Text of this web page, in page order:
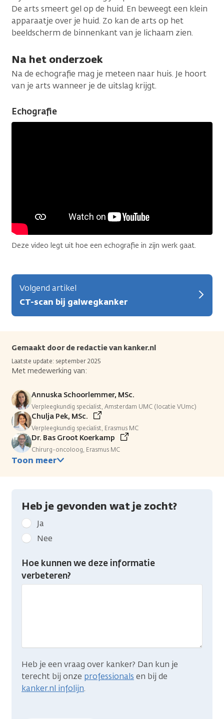
De arts smeert gel op de huid. En beweegt een klein
apparaatje over je huid. Zo kan de arts op het
beeldscherm de binnenkant van je lichaam zien.
Na het onderzoek
Na de echografie mag je meteen naar huis. Je hoort
van je arts wanneer je de uitslag krijgt.
Echografie
Deze video legt uit hoe een echografie in zijn werk gaat.
Volgend artikel
CT-scan bij galwegkanker
Gemaakt door de redactie van kanker.nl
Laatste update: september 2025
Met medewerking van:
Annuska Schoorlemmer, MSc.
Verpleegkundig specialist, Amsterdam UMC (locatie VUmc)
Chulja Pek, MSc.
Verpleegkundig specialist, Erasmus MC
Dr. Bas Groot Koerkamp
Chirurg-oncoloog, Erasmus MC
Toon meer
Heb je gevonden wat je zocht?
Geef
kanker.nl
feedback:
Heb
gevonden
Ja
Nee
Hoe kunnen we deze informatie
verbeteren?
Heb je een vraag over kanker? Dan kun je
terecht bij onze professionals en bij de
kanker.nl infolijn.